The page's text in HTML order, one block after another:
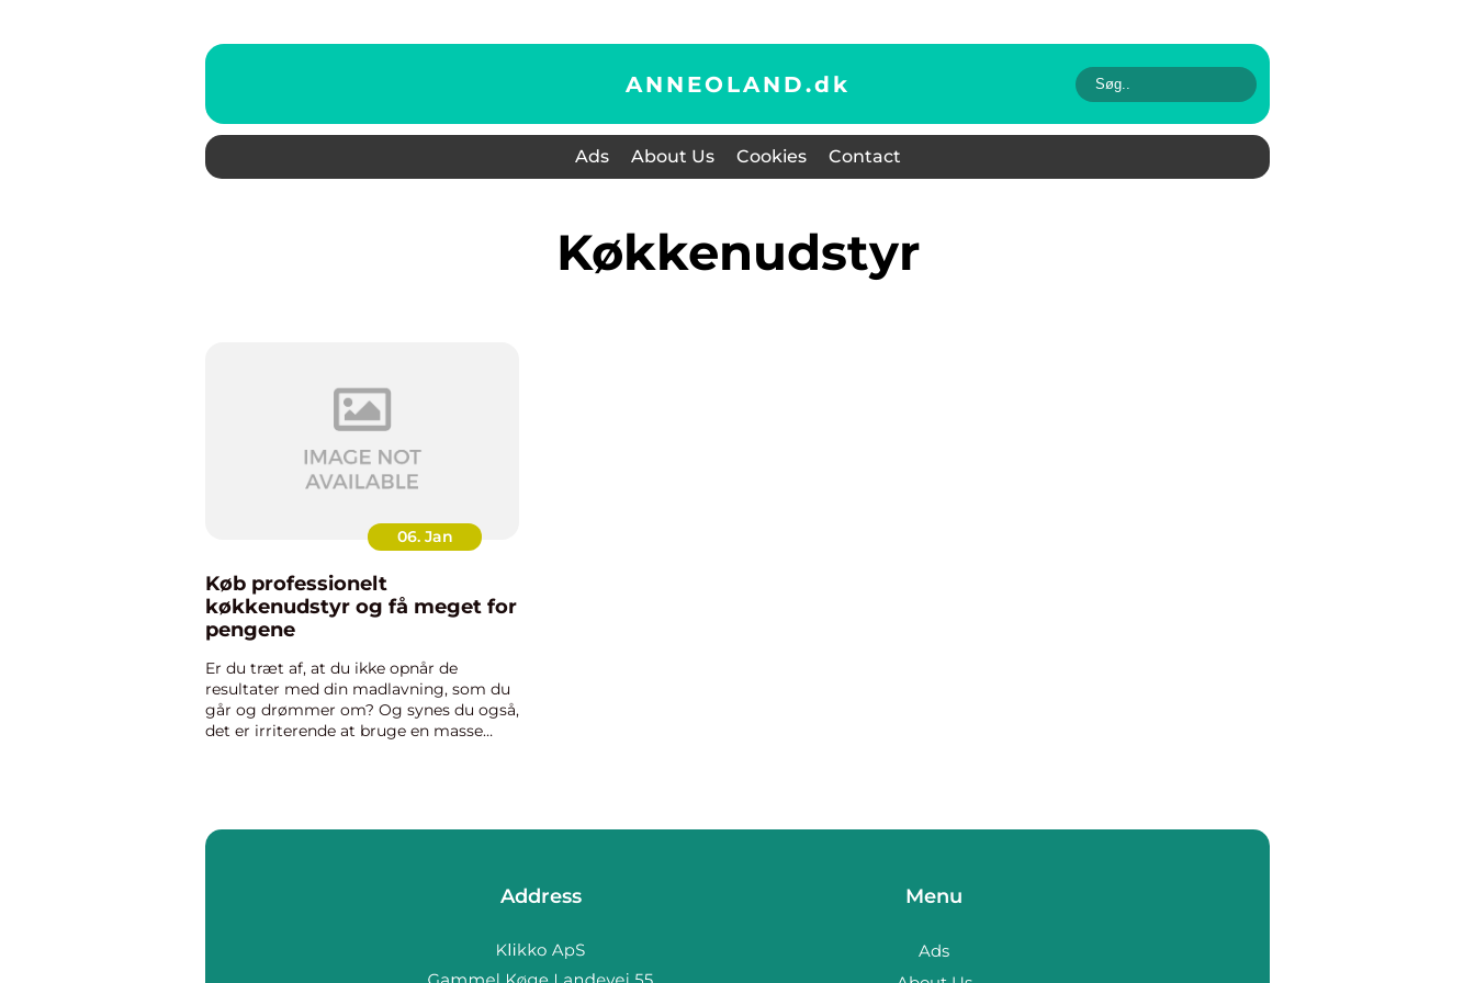
ANNEOLAND.dk
Ads About Us Cookies Contact
køkkenudstyr
06. Jan
Køb professionelt
køkkenudstyr og få meget for
pengene
Er du træt af, at du ikke opnår de
resultater med din madlavning, som du
går og drømmer om? Og synes du også,
det er irriterende at bruge en masse
Address Menu
Ads